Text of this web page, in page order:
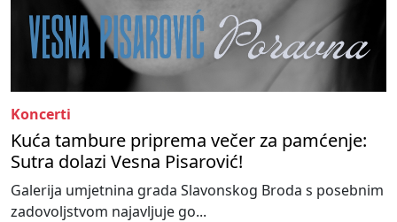
Koncerti
Kuća tambure priprema večer za pamćenje:
Sutra dolazi Vesna Pisarović!
Galerija umjetnina grada Slavonskog Broda s posebnim
zadovoljstvom najavljuje go...